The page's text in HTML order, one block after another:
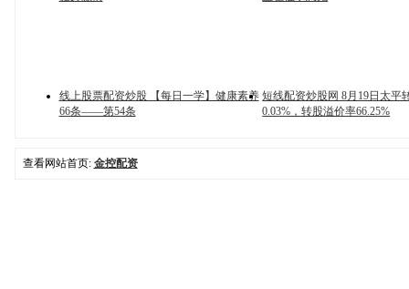
线上股票配资炒股 【每日一学】健康素养
66条——第54条
短线配资炒股网 8月19日太平
0.03%，转股溢价率66.25%
查看网站首页: 金控配资